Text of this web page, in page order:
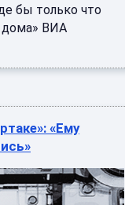
бы только что
дома» ВИА
«Ему